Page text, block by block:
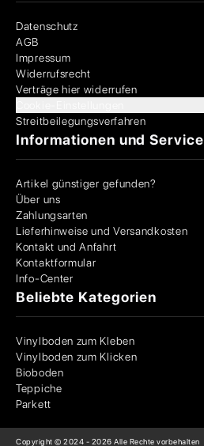
Datenschutz
AGB
Impressum
Widerrufsrecht
Verträge hier widerrufen
Streitbeilegungsverfahren
Informationen und Service
Artikel günstiger gefunden?
Über uns
Zahlungsarten
Lieferhinweise und Versandkosten
Kontakt und Anfahrt
Kontaktformular
Info-Center
Beliebte Kategorien
Vinylboden zum Kleben
Vinylboden zum Klicken
Bioboden
Teppiche
Parkett
Copyright © 2024 - 2026 Alle Rechte vorbehalten